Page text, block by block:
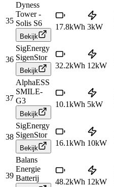
35
Dyness
Tower -
Solis S6
Bekijk
17.8kWh 3kW
36
SigEnergy
SigenStor
Bekijk
32.2kWh 12kW
37
AlphaESS
SMILE-
G3
Bekijk
10.1kWh 5kW
38
SigEnergy
SigenStor
Bekijk
16.1kWh 10kW
39
Balans
Energie
Batterij
48.2kWh 12kW